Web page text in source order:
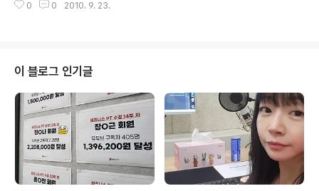
사 ▼ 소 머리를 쓰다듬으면 공부운이 치솟는다고.. ▼ 그
0 0 2010. 9. 23.
이 블로그 인기글